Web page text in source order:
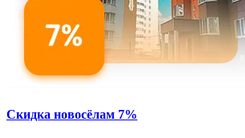
Скидка новосёлам 7%